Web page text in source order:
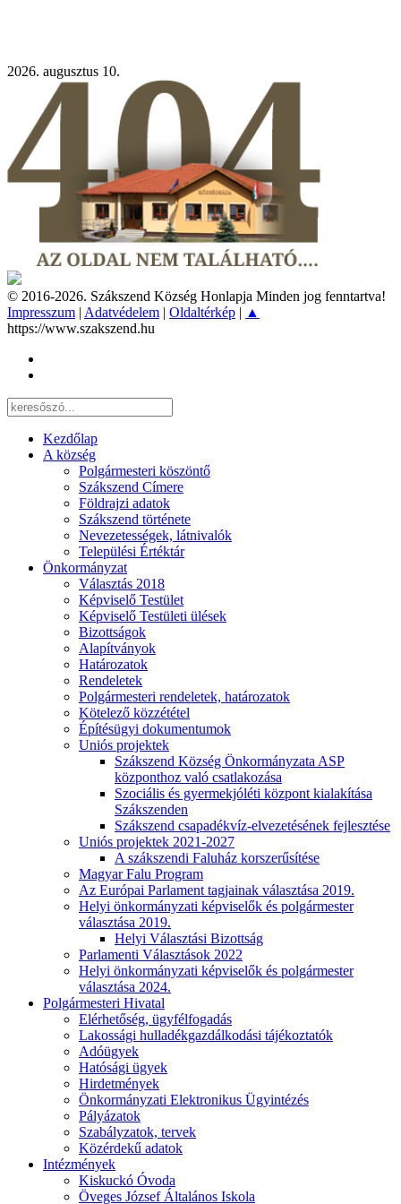
2026. augusztus 10.
© 2016-2026. Szákszend Község Honlapja Minden jog fenntartva!
Impresszum | Adatvédelem | Oldaltérkép | ▲
https://www.szakszend.hu
Kezdőlap
A község
Polgármesteri köszöntő
Szákszend Címere
Földrajzi adatok
Szákszend története
Nevezetességek, látnivalók
Települési Értéktár
Önkormányzat
Választás 2018
Képviselő Testület
Képviselő Testületi ülések
Bizottságok
Alapítványok
Határozatok
Rendeletek
Polgármesteri rendeletek, határozatok
Kötelező közzététel
Építésügyi dokumentumok
Uniós projektek
Szákszend Község Önkormányzata ASP
központhoz való csatlakozása
Szociális és gyermekjóléti központ kialakítása
Szákszenden
Szákszend csapadékvíz-elvezetésének fejlesztése
Uniós projektek 2021-2027
A szákszendi Faluház korszerűsítése
Magyar Falu Program
Az Európai Parlament tagjainak választása 2019.
Helyi önkormányzati képviselők és polgármester
választása 2019.
Helyi Választási Bizottság
Parlamenti Választások 2022
Helyi önkormányzati képviselők és polgármester
választása 2024.
Polgármesteri Hivatal
Elérhetőség, ügyfélfogadás
Lakossági hulladékgazdálkodási tájékoztatók
Adóügyek
Hatósági ügyek
Hirdetmények
Önkormányzati Elektronikus Ügyintézés
Pályázatok
Szabályzatok, tervek
Közérdekű adatok
Intézmények
Kiskuckó Óvoda
Öveges József Általános Iskola